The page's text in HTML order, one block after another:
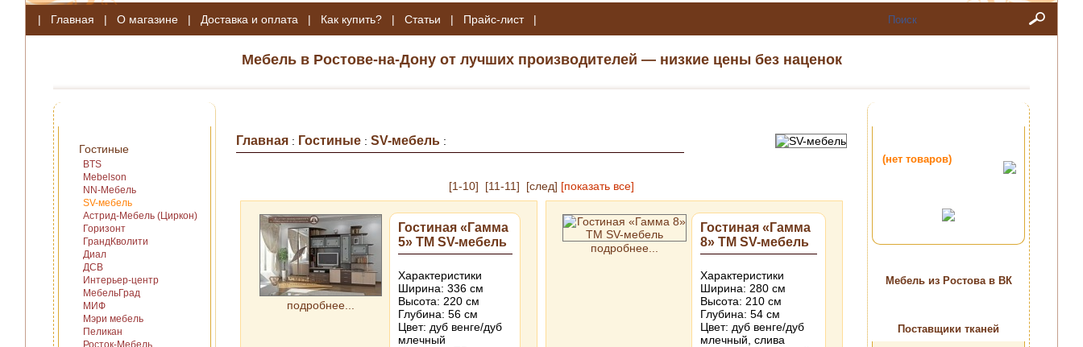
| Главная | О магазине | Доставка и оплата | Как купить? | Статьи | Прайс-лист |
Мебель в Ростове-на-Дону от лучших производителей — низкие цены без наценок
Гостиные
BTS
Mebelson
NN-Мебель
SV-мебель
Астрид-Мебель (Циркон)
Горизонт
ГрандКволити
Диал
ДСВ
Интерьер-центр
МебельГрад
МИФ
Мэри мебель
Пеликан
Росток-Мебель
Главная : Гостиные : SV-мебель :
[1-10] [11-11] [след] [показать все]
подробнее...
Гостиная «Гамма
5» ТМ SV-мебель
Характеристики
Ширина: 336 см
Высота: 220 см
Глубина: 56 см
Цвет: дуб венге/дуб
млечный
подробнее...
Гостиная «Гамма
8» ТМ SV-мебель
Характеристики
Ширина: 280 см
Высота: 210 см
Глубина: 54 см
Цвет: дуб венге/дуб
млечный, слива
Мебель из Ростова в ВК
Поставщики тканей